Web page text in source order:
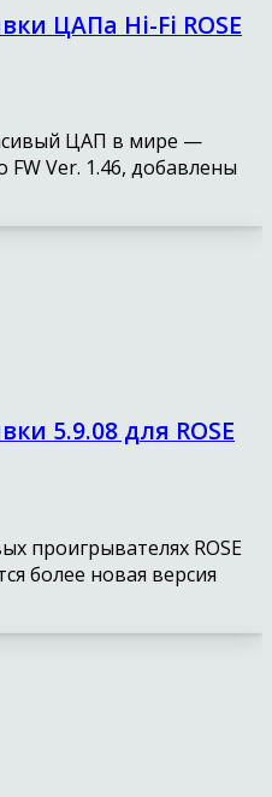
ЦАПа Hi-Fi ROSE
ЦАП в мире —
Ver. 1.46, добавлены
5.9.08 для ROSE
проигрывателях ROSE
более новая версия